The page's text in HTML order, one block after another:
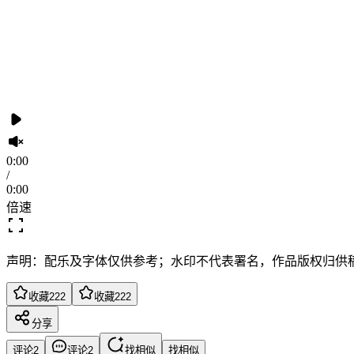
0:00
/
0:00
倍速
声明：配乐及字体仅供参考；水印不代表署名，作品版权归供
收藏222 收藏222
分享
评论2 评论2 找相似 找相似